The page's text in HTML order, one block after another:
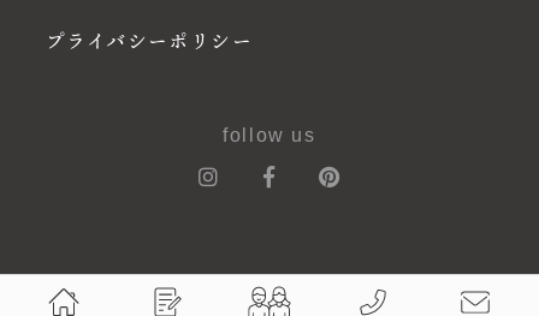
プライバシーポリシー
follow us